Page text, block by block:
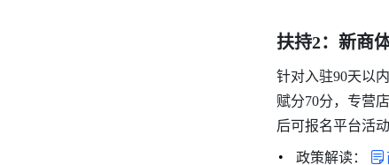
扶持2：新商
针对入驻90天以
赋分70分，专营
后可报名平台活
政策解读：